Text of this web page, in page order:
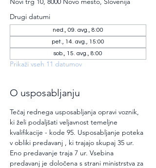
Drugi datumi
ned., 09. avg., 8:00
pet., 14. avg., 15:00
sob., 15. avg., 8:00
Prikaži vseh 11 datumov
O usposabljanju
Tečaj rednega usposabljanja opravi voznik,
ki želi podaljšati veljavnost temeljne
kvalifikacije - kode 95. Usposabljanje poteka
v obliki predavanj , ki trajajo skupaj 35 ur.
Eno predavanje traja 7 ur. Vsebina
predavanj je določena s strani ministrstva za